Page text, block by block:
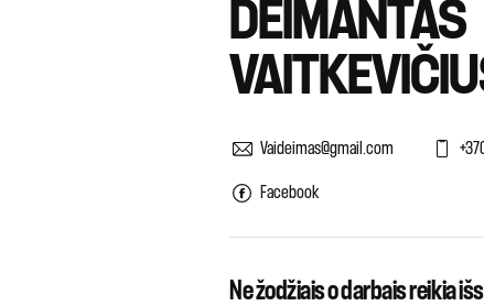
DEIMANTAS
Vaideimas@gmail.com
Facebook
Ne žodžiais o darbais reikia